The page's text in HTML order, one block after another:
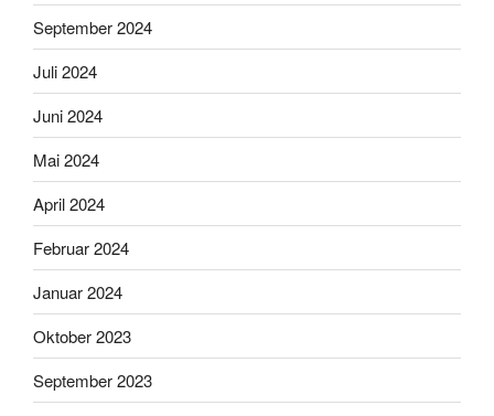
September 2024
Juli 2024
Juni 2024
Mai 2024
April 2024
Februar 2024
Januar 2024
Oktober 2023
September 2023